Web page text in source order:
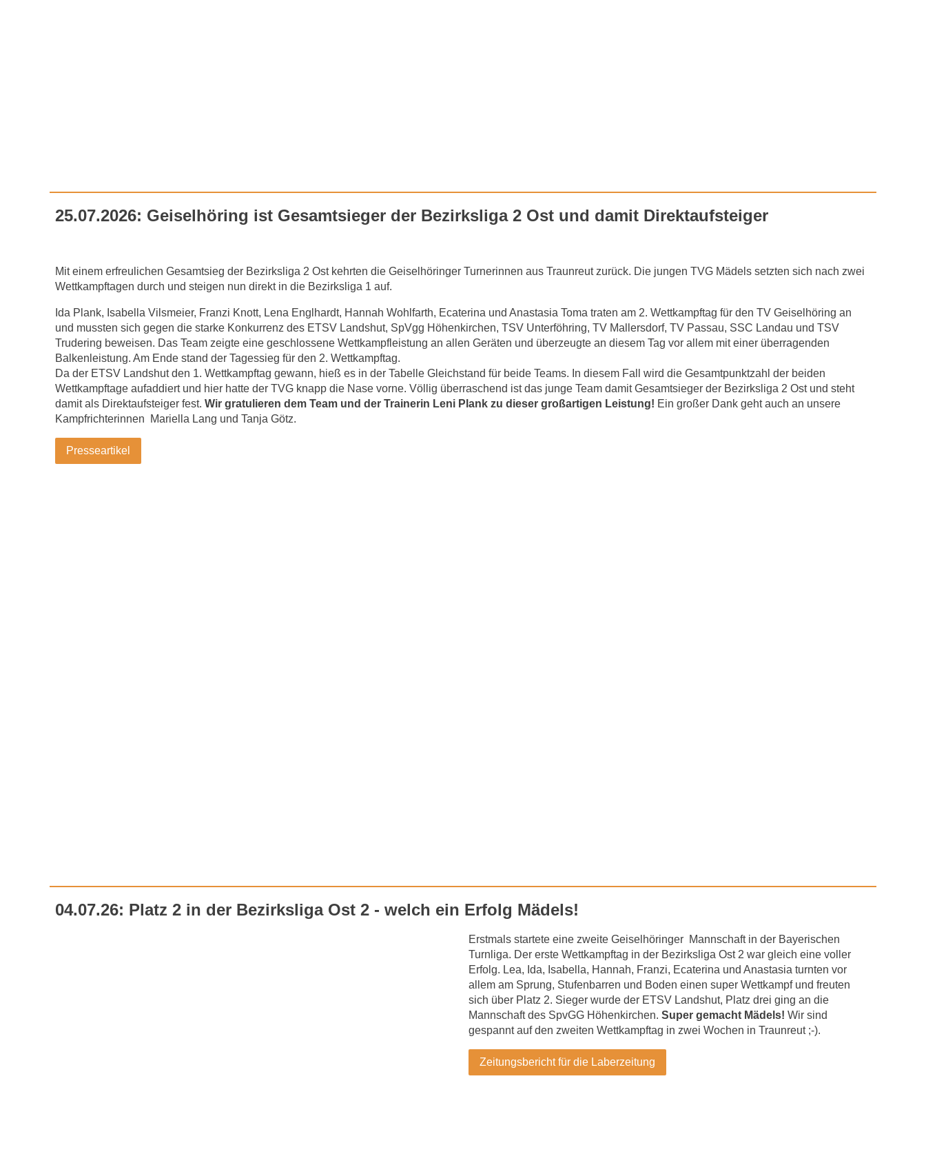
25.07.2026: Geiselhöring ist Gesamtsieger der Bezirksliga 2 Ost und damit Direktaufsteiger
Mit einem erfreulichen Gesamtsieg der Bezirksliga 2 Ost kehrten die Geiselhöringer Turnerinnen aus Traunreut zurück. Die jungen TVG Mädels setzten sich nach zwei
Wettkampftagen durch und steigen nun direkt in die Bezirksliga 1 auf.
Ida Plank, Isabella Vilsmeier, Franzi Knott, Lena Englhardt, Hannah Wohlfarth, Ecaterina und Anastasia Toma traten am 2. Wettkampftag für den TV Geiselhöring an
und mussten sich gegen die starke Konkurrenz des ETSV Landshut, SpVgg Höhenkirchen, TSV Unterföhring, TV Mallersdorf, TV Passau, SSC Landau und TSV
Trudering beweisen. Das Team zeigte eine geschlossene Wettkampfleistung an allen Geräten und überzeugte an diesem Tag vor allem mit einer überragenden
Balkenleistung. Am Ende stand der Tagessieg für den 2. Wettkampftag.
Da der ETSV Landshut den 1. Wettkampftag gewann, hieß es in der Tabelle Gleichstand für beide Teams. In diesem Fall wird die Gesamtpunktzahl der beiden
Wettkampftage aufaddiert und hier hatte der TVG knapp die Nase vorne. Völlig überraschend ist das junge Team damit Gesamtsieger der Bezirksliga 2 Ost und steht
damit als Direktaufsteiger fest. Wir gratulieren dem Team und der Trainerin Leni Plank zu dieser großartigen Leistung! Ein großer Dank geht auch an unsere
Kampfrichterinnen Mariella Lang und Tanja Götz.
Presseartikel
04.07.26: Platz 2 in der Bezirksliga Ost 2 - welch ein Erfolg Mädels!
Erstmals startete eine zweite Geiselhöringer Mannschaft in der Bayerischen
Turnliga. Der erste Wettkampftag in der Bezirksliga Ost 2 war gleich eine voller
Erfolg. Lea, Ida, Isabella, Hannah, Franzi, Ecaterina und Anastasia turnten vor
allem am Sprung, Stufenbarren und Boden einen super Wettkampf und freuten
sich über Platz 2. Sieger wurde der ETSV Landshut, Platz drei ging an die
Mannschaft des SpvGG Höhenkirchen. Super gemacht Mädels! Wir sind
gespannt auf den zweiten Wettkampftag in zwei Wochen in Traunreut ;-).
Zeitungsbericht für die Laberzeitung